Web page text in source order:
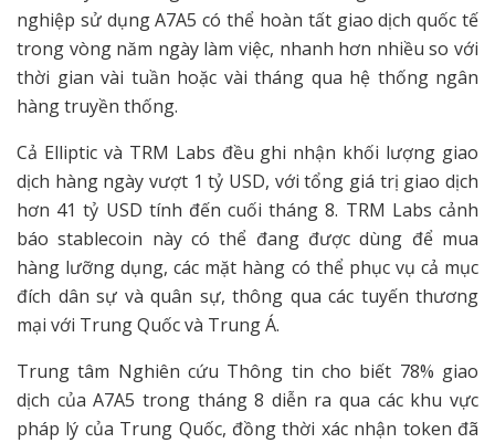
nghiệp sử dụng A7A5 có thể hoàn tất giao dịch quốc tế
trong vòng năm ngày làm việc, nhanh hơn nhiều so với
thời gian vài tuần hoặc vài tháng qua hệ thống ngân
hàng truyền thống.
Cả Elliptic và TRM Labs đều ghi nhận khối lượng giao
dịch hàng ngày vượt 1 tỷ USD, với tổng giá trị giao dịch
hơn 41 tỷ USD tính đến cuối tháng 8. TRM Labs cảnh
báo stablecoin này có thể đang được dùng để mua
hàng lưỡng dụng, các mặt hàng có thể phục vụ cả mục
đích dân sự và quân sự, thông qua các tuyến thương
mại với Trung Quốc và Trung Á.
Trung tâm Nghiên cứu Thông tin cho biết 78% giao
dịch của A7A5 trong tháng 8 diễn ra qua các khu vực
pháp lý của Trung Quốc, đồng thời xác nhận token đã